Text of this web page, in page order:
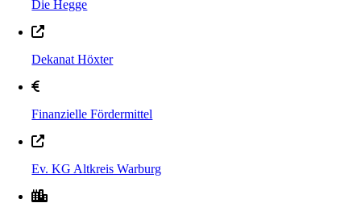
Die Hegge
Dekanat Höxter
Finanzielle Fördermittel
Ev. KG Altkreis Warburg